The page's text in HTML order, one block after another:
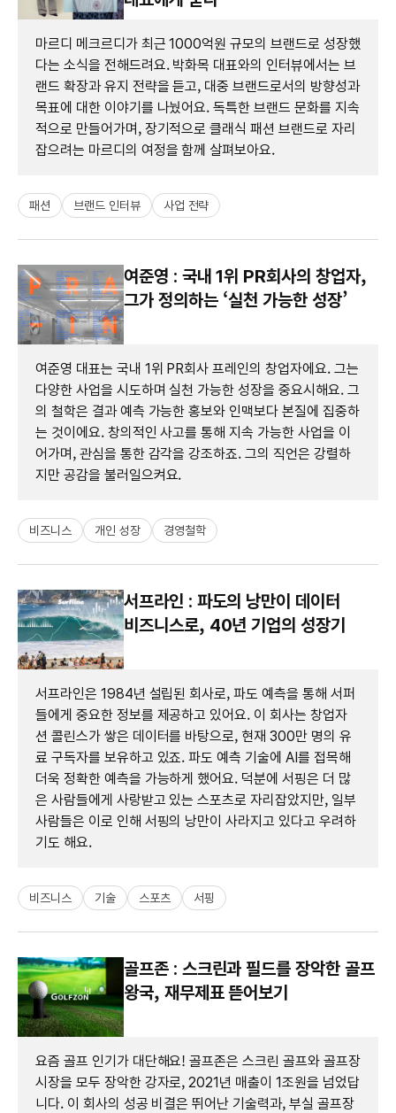
마르디 메크르디가 최근 1000억원 규모의 브랜드로 성장했
다는 소식을 전해드려요. 박화목 대표와의 인터뷰에서는 브
랜드 확장과 유지 전략을 듣고, 대중 브랜드로서의 방향성과
목표에 대한 이야기를 나눴어요. 독특한 브랜드 문화를 지속
적으로 만들어가며, 장기적으로 클래식 패션 브랜드로 자리
잡으려는 마르디의 여정을 함께 살펴보아요.
패션 브랜드 인터뷰 사업 전략
여준영 : 국내 1위 PR회사의 창업자,
그가 정의하는 ‘실천 가능한 성장’
여준영 대표는 국내 1위 PR회사 프레인의 창업자에요. 그는
다양한 사업을 시도하며 실천 가능한 성장을 중요시해요. 그
의 철학은 결과 예측 가능한 홍보와 인맥보다 본질에 집중하
는 것이에요. 창의적인 사고를 통해 지속 가능한 사업을 이
어가며, 관심을 통한 감각을 강조하죠. 그의 직언은 강렬하
지만 공감을 불러일으켜요.
비즈니스 개인 성장 경영철학
서프라인 : 파도의 낭만이 데이터
비즈니스로, 40년 기업의 성장기
서프라인은 1984년 설립된 회사로, 파도 예측을 통해 서퍼
들에게 중요한 정보를 제공하고 있어요. 이 회사는 창업자
션 콜린스가 쌓은 데이터를 바탕으로, 현재 300만 명의 유
료 구독자를 보유하고 있죠. 파도 예측 기술에 AI를 접목해
더욱 정확한 예측을 가능하게 했어요. 덕분에 서핑은 더 많
은 사람들에게 사랑받고 있는 스포츠로 자리잡았지만, 일부
사람들은 이로 인해 서핑의 낭만이 사라지고 있다고 우려하
기도 해요.
비즈니스 기술 스포츠 서핑
골프존 : 스크린과 필드를 장악한 골프
왕국, 재무제표 뜯어보기
요즘 골프 인기가 대단해요! 골프존은 스크린 골프와 골프장
시장을 모두 장악한 강자로, 2021년 매출이 1조원을 넘었답
니다. 이 회사의 성공 비결은 뛰어난 기술력과, 부실 골프장